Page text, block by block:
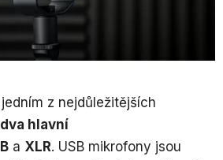
z nejdůležitějších
dva hlavní
a XLR. USB mikrofony jsou